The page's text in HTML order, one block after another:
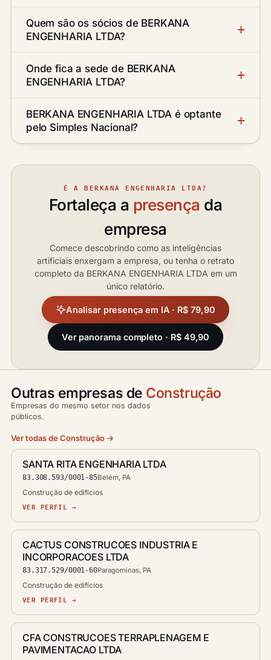
Quem são os sócios de BERKANA
ENGENHARIA LTDA?
Onde fica a sede de BERKANA
ENGENHARIA LTDA?
BERKANA ENGENHARIA LTDA é optante
pelo Simples Nacional?
É A BERKANA ENGENHARIA LTDA?
Fortaleça a presença da
empresa
Comece descobrindo como as inteligências
artificiais enxergam a empresa, ou tenha o retrato
completo da BERKANA ENGENHARIA LTDA em um
único relatório.
Analisar presença em IA · R$ 79,90
Ver panorama completo · R$ 49,90
Outras empresas de Construção
Empresas do mesmo setor nos dados
públicos.
Ver todas de Construção →
SANTA RITA ENGENHARIA LTDA
83.308.593/0001-85Belém, PA
Construção de edifícios
VER PERFIL →
CACTUS CONSTRUCOES INDUSTRIA E
INCORPORACOES LTDA
83.317.529/0001-60Paragominas, PA
Construção de edifícios
VER PERFIL →
CFA CONSTRUCOES TERRAPLENAGEM E
PAVIMENTACAO LTDA